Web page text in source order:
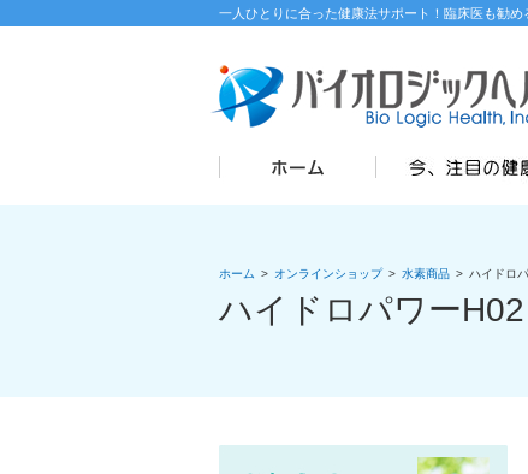
一人ひとりに合った健康法サポート！臨床医も勧
ホーム > オンラインショップ > 水素商品 > ハイドロ
ハイドロパワーH02